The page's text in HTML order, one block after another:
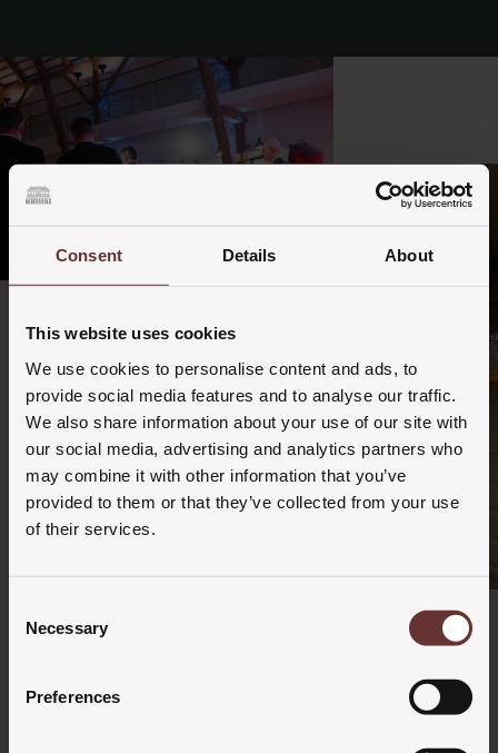
Consent Details About
This website uses cookies
We use cookies to personalise content and ads, to
provide social media features and to analyse our traffic.
We also share information about your use of our site with
our social media, advertising and analytics partners who
may combine it with other information that you’ve
provided to them or that they’ve collected from your use
of their services.
Selection
Necessary
Preferences
Gør festen helt
særlig
Dagen er jeres, og vi gør meget ud af at skabe en fest, der
føles personlig og mindeværdig. Flere vælger at tilføje særlige